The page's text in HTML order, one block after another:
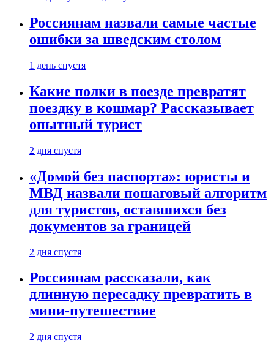
Россиянам назвали самые частые
ошибки за шведским столом
1 день спустя
Какие полки в поезде превратят
поездку в кошмар? Рассказывает
опытный турист
2 дня спустя
«Домой без паспорта»: юристы и
МВД назвали пошаговый алгоритм
для туристов, оставшихся без
документов за границей
2 дня спустя
Россиянам рассказали, как
длинную пересадку превратить в
мини-путешествие
2 дня спустя